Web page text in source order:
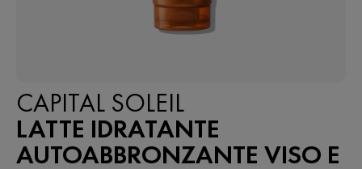
CAPITAL SOLEIL
LATTE IDRATANTE
AUTOABBRONZANTE VISO E